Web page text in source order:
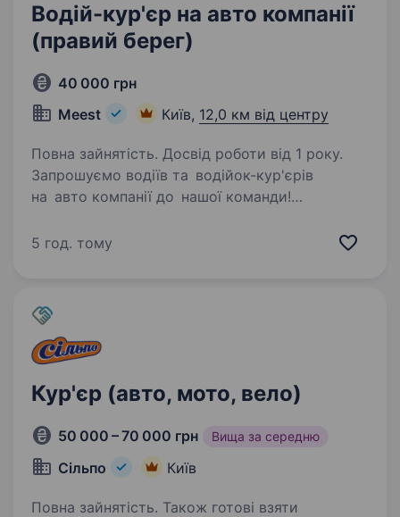
Водій-кур'єр на авто компанії
(правий берег)
40 000 грн
Meest
Київ, 12,0 км від центру
Повна зайнятість. Досвід роботи від 1 року.
Запрошуємо водіїв та водійок-кур'єрів
на авто компанії до нашої команди!
водіїв та водійок- кур'єрів на авто компанії.
5 год. тому
Кур'єр (авто, мото, вело)
50 000 – 70 000 грн Вища за середню
Сільпо Київ
Повна зайнятість. Також готові взяти